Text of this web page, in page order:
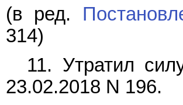
(в ред.
314)
11. Утратил
23.02.2018 N 196.